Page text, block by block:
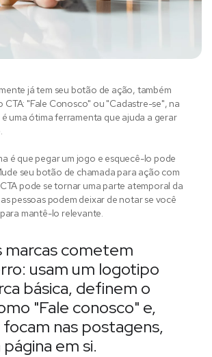
já tem seu botão de ação, também
CTA: "Fale Conosco" ou "Cadastre-se", na
é uma ótima ferramenta que ajuda a gerar
é que pegar um jogo e esquecê-lo pode
seu botão de chamada para ação com
pode se tornar uma parte atemporal da
pessoas podem deixar de notar se você
mantê-lo relevante.
marcas cometem
usam um logotipo
básica, definem o
"Fale conosco" e,
nas postagens,
página em si.